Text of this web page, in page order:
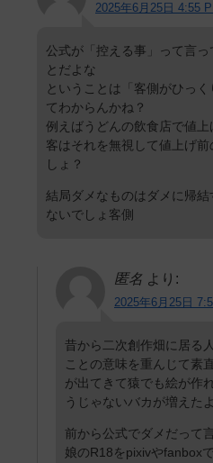
2025年6月25日 4:55
公式が「控える事」って言
とだよな
ということは「客側がひっ
てわからんかね？
例えばうどんの飲食店で値
客はそれを無視して値上げ
しょ？
結局ダメなものはダメに帰
ないでしょ客側
匿名 より:
2025年6月25日
昔から二次創作畑に居る
ことの意味を重んじて素
が出てきて猿でも絵が作
うじゃないバカが増えた
前から公式でダメだって
娘のR18をpixivやfanbox